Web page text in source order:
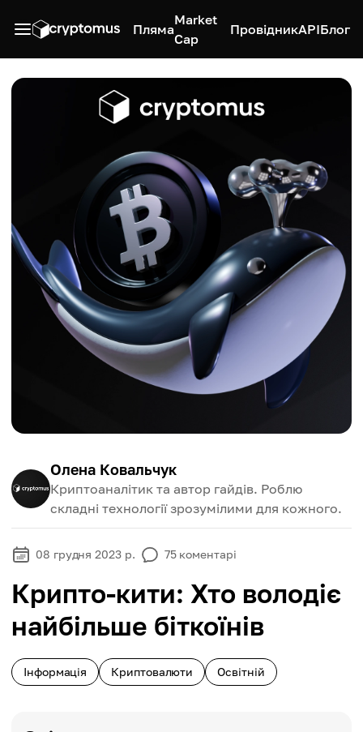
Пляма
Market
Cap
ПровідникAPIБлог
Олена Ковальчук
Криптоаналітик та автор гайдів. Роблю
складні технології зрозумілими для кожного.
08 грудня 2023 р. 75 коментарі
Крипто-кити: Хто володіє
найбільше біткоїнів
Інформація Криптовалюти Освітній